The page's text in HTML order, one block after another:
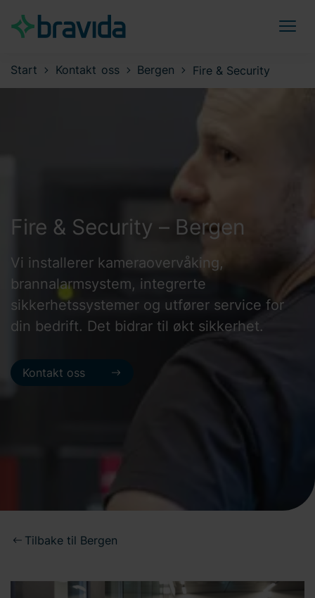
Start Kontakt oss Bergen Fire & Security
Fire & Security – Bergen
Vi installerer kameraovervåking,
brannalarmsystem, integrerte
sikkerhetssystemer og utfører service for
din bedrift. Det bidrar til økt sikkerhet.
Kontakt oss
Tilbake til Bergen